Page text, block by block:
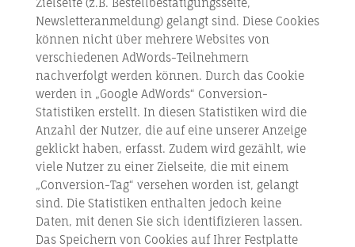
Zielseite (z.B. Bestellbestätigungsseite,
Newsletteranmeldung) gelangt sind. Diese Cookies
können nicht über mehrere Websites von
verschiedenen AdWords-Teilnehmern
nachverfolgt werden können. Durch das Cookie
werden in „Google AdWords“ Conversion-
Statistiken erstellt. In diesen Statistiken wird die
Anzahl der Nutzer, die auf eine unserer Anzeige
geklickt haben, erfasst. Zudem wird gezählt, wie
viele Nutzer zu einer Zielseite, die mit einem
„Conversion-Tag“ versehen worden ist, gelangt
sind. Die Statistiken enthalten jedoch keine
Daten, mit denen Sie sich identifizieren lassen.
Das Speichern von Cookies auf Ihrer Festplatte